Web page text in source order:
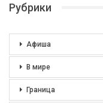
Рубрики
Афиша
В мире
Граница